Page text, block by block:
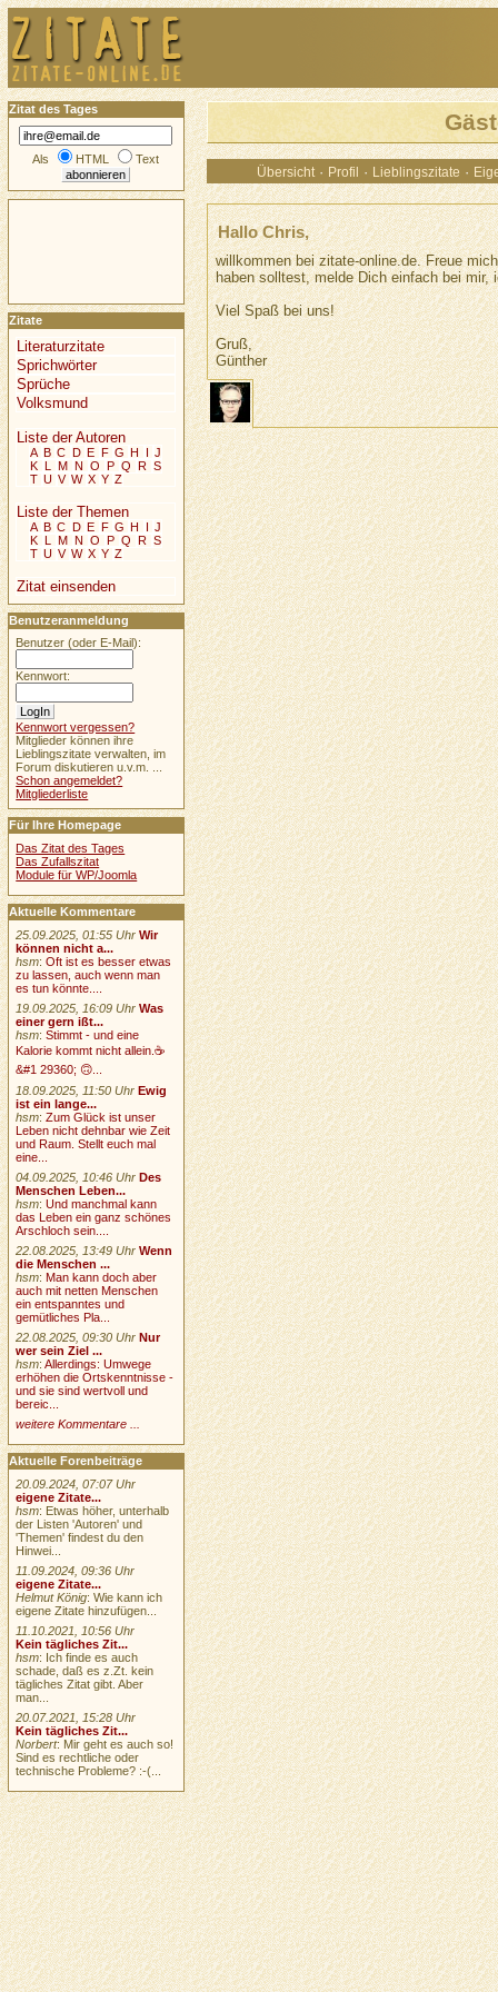
Übersicht · Profil · Lieblingszitate ·
Hallo Chris,
willkommen bei zitate-online.de. Freue
haben solltest, melde Dich einfach bei mir,
Viel Spaß bei uns!
Gruß,
Günther
Zitat des Tages
Als HTML Text
Zitate
Literaturzitate
Sprichwörter
Sprüche
Volksmund
Liste der Autoren
A B C D E F G H I J
K L M N O P Q R S
T U V W X Y Z
Liste der Themen
A B C D E F G H I J
K L M N O P Q R S
T U V W X Y Z
Zitat einsenden
Benutzeranmeldung
Benutzer (oder E-Mail):
Kennwort:
Kennwort vergessen?
Mitglieder können ihre
Lieblingszitate verwalten, im
Forum diskutieren u.v.m. ...
Schon angemeldet?
Mitgliederliste
Für Ihre Homepage
Das Zitat des Tages
Das Zufallszitat
Module für WP/Joomla
Aktuelle Kommentare
25.09.2025, 01:55 Uhr Wir
können nicht a...
hsm:Oft ist es besser etwas
zu lassen, auch wenn man
es tun könnte....
19.09.2025, 16:09 Uhr Was
einer gern ißt...
hsm:Stimmt - und eine
Kalorie kommt nicht allein.☕
&#1 29360; 🙃...
18.09.2025, 11:50 Uhr Ewig
ist ein lange...
hsm:Zum Glück ist unser
Leben nicht dehnbar wie Zeit
und Raum. Stellt euch mal
eine...
04.09.2025, 10:46 Uhr Des
Menschen Leben...
hsm:Und manchmal kann
das Leben ein ganz schönes
Arschloch sein....
22.08.2025, 13:49 Uhr Wenn
die Menschen ...
hsm:Man kann doch aber
auch mit netten Menschen
ein entspanntes und
gemütliches Pla...
22.08.2025, 09:30 Uhr Nur
wer sein Ziel ...
hsm:Allerdings: Umwege
erhöhen die Ortskenntnisse -
und sie sind wertvoll und
bereic...
weitere Kommentare ...
Aktuelle Forenbeiträge
20.09.2024, 07:07 Uhr
eigene Zitate...
hsm: Etwas höher, unterhalb
der Listen 'Autoren' und
'Themen' findest du den
Hinwei...
11.09.2024, 09:36 Uhr
eigene Zitate...
Helmut König: Wie kann ich
eigene Zitate hinzufügen...
11.10.2021, 10:56 Uhr
Kein tägliches Zit...
hsm: Ich finde es auch
schade, daß es z.Zt. kein
tägliches Zitat gibt. Aber
man...
20.07.2021, 15:28 Uhr
Kein tägliches Zit...
Norbert: Mir geht es auch so!
Sind es rechtliche oder
technische Probleme? :-(...